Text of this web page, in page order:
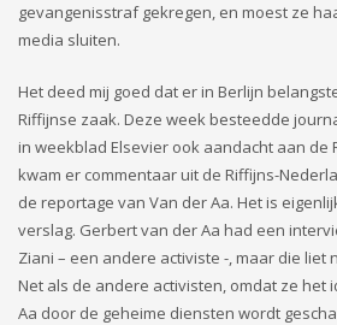
gevangenisstraf gekregen, en moest ze
media sluiten.
Het deed mij goed dat er in Berlijn
Riffijnse zaak. Deze week besteedde
in weekblad Elsevier ook aandacht aan de
kwam er commentaar uit de Riffijns-
de reportage van Van der Aa. Het is
verslag. Gerbert van der Aa had een
Ziani – een andere activiste -, maar die liet
Net als de andere activisten, omdat ze het
Aa door de geheime diensten wordt